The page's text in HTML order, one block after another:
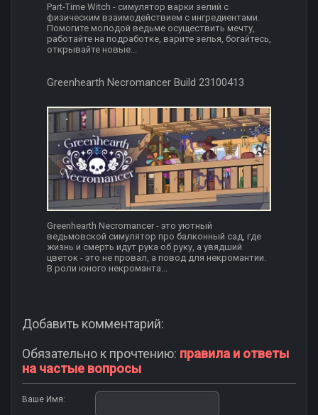
Part-Time Witch - симулятор варки зелий с
физическим взаимодействием с ингредиентами.
Помогите молодой ведьме осуществить мечту,
работайте на подработке, варите зелья, богайтесь,
открывайте новые...
Greenhearth Necromancer Build 23100413
Greenhearth Necromancer - это уютный
ведьмовской симулятор про балконный сад, где
жизнь и смерть идут рука об руку, а увядший
цветок - это не провал, а повод для некромантии.
В роли юного некроманта...
Добавить комментарий:
Обязательно к прочтению: правила и ответы
на частые вопросы
Ваше Имя: